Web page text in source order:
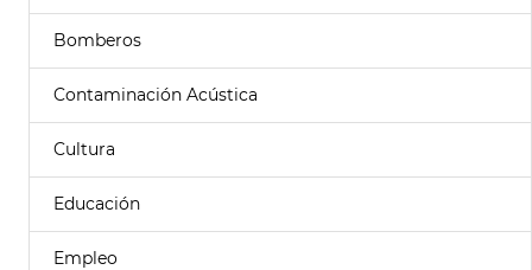
Bomberos
Contaminación Acústica
Cultura
Educación
Empleo